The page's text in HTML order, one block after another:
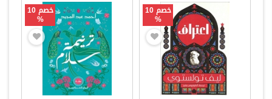
خصم 10
%
خصم 10
%